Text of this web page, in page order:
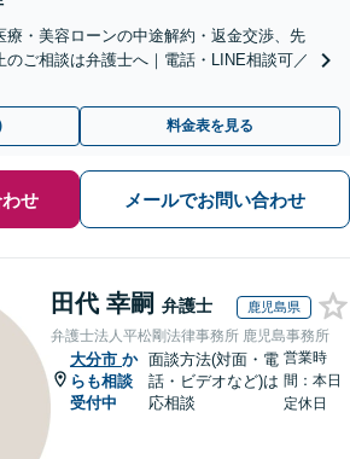
療・美容ローンの中途解約・返金交渉、先
ご相談は弁護士へ｜電話・LINE相談可／
料金表を見る
せ メールでお問い合わせ
田代 幸嗣 弁護士 鹿児島県
弁護士法人平松剛法律事務所 鹿児島事務所
大分市 か
らも相談
受付中
面談方法(対面・電
話・ビデオなど)は
応相談
営業時
間：本日
定休日